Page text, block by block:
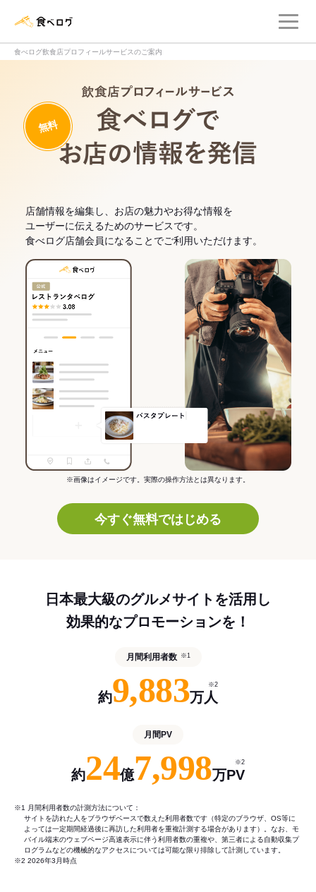
食べログ飲食店プロフィールサービスのご案内
無料
店舗情報を編集し、お店の魅力やお得な情報を
ユーザーに伝えるためのサービスです。
食べログ店舗会員になることでご利用いただけます。
※画像はイメージです。実際の操作方法とは異なります。
今すぐ無料ではじめる
日本最大級のグルメサイトを活用し
効果的なプロモーションを！
月間利用者数 ※1
約9,883万人
※2
月間PV
約24億7,998万PV
※2
※1 月間利用者数の計測方法について：
サイトを訪れた人をブラウザベースで数えた利用者数です（特定のブラウザ、OS等に
よっては一定期間経過後に再訪した利用者を重複計測する場合があります）。なお、モ
バイル端末のウェブページ高速表示に伴う利用者数の重複や、第三者による自動収集プ
ログラムなどの機械的なアクセスについては可能な限り排除して計測しています。
※2 2026年3月時点